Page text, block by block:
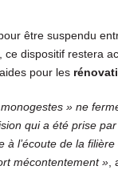
être suspendu
dispositif restera
pour les
» ne
qui a été prise
à l’écoute de la
mécontentement »,